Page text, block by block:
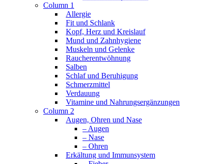
Column 1
Allergie
Fit und Schlank
Kopf, Herz und Kreislauf
Mund und Zahnhygiene
Muskeln und Gelenke
Raucherentwöhnung
Salben
Schlaf und Beruhigung
Schmerzmittel
Verdauung
Vitamine und Nahrungsergänzungen
Column 2
Augen, Ohren und Nase
– Augen
– Nase
– Ohren
Erkältung und Immunsystem